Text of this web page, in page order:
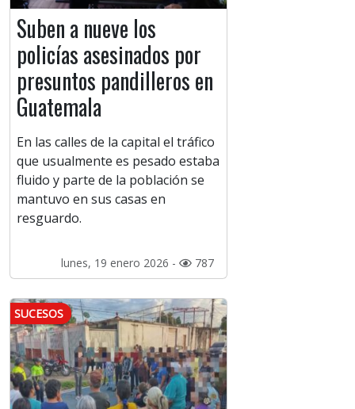
Suben a nueve los
policías asesinados por
presuntos pandilleros en
Guatemala
En las calles de la capital el tráfico
que usualmente es pesado estaba
fluido y parte de la población se
mantuvo en sus casas en
resguardo.
lunes, 19 enero 2026 - 787
SUCESOS